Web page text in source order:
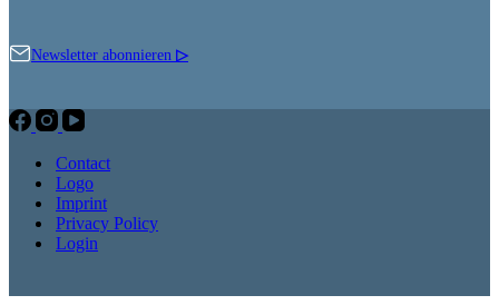
Newsletter abonnieren ▷
Contact
Logo
Imprint
Privacy Policy
Login